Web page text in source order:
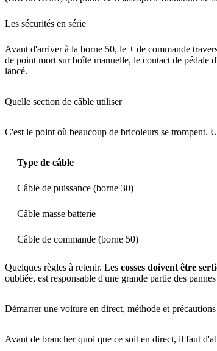
Les sécurités en série
Avant d'arriver à la borne 50, le + de commande
de point mort sur boîte manuelle, le contact de pédale
lancé.
Quelle section de câble utiliser
C'est le point où beaucoup de bricoleurs se trompent.
Type de câble
Câble de puissance (borne 30)
Câble masse batterie
Câble de commande (borne 50)
Quelques règles à retenir. Les cosses doivent être
oubliée, est responsable d'une grande partie des
Démarrer une voiture en direct, méthode et précautions
Avant de brancher quoi que ce soit en direct, il faut